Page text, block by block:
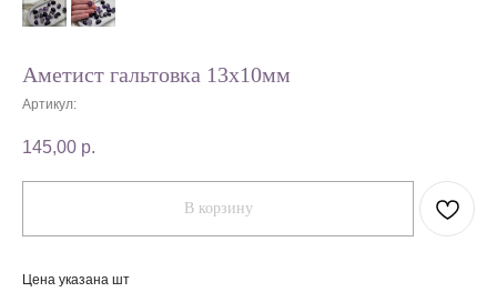
Аметист гальтовка 13х10мм
Артикул:
145,00 р.
В корзину
Цена указана шт